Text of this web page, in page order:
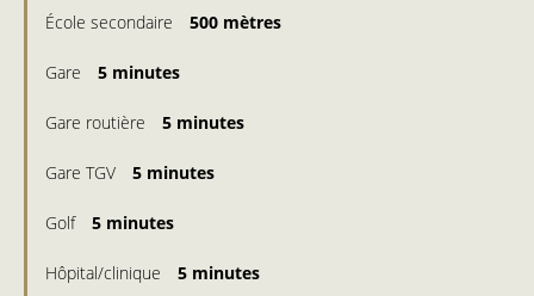
École secondaire 500 mètres
Gare 5 minutes
Gare routière 5 minutes
Gare TGV 5 minutes
Golf 5 minutes
Hôpital/clinique 5 minutes